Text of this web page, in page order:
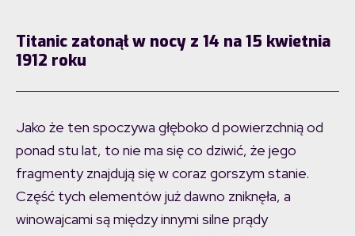
Titanic zatonął w nocy z 14 na 15 kwietnia
1912 roku
Jako że ten spoczywa głęboko d powierzchnią od
ponad stu lat, to nie ma się co dziwić, że jego
fragmenty znajdują się w coraz gorszym stanie.
Część tych elementów już dawno zniknęła, a
winowajcami są między innymi silne prądy